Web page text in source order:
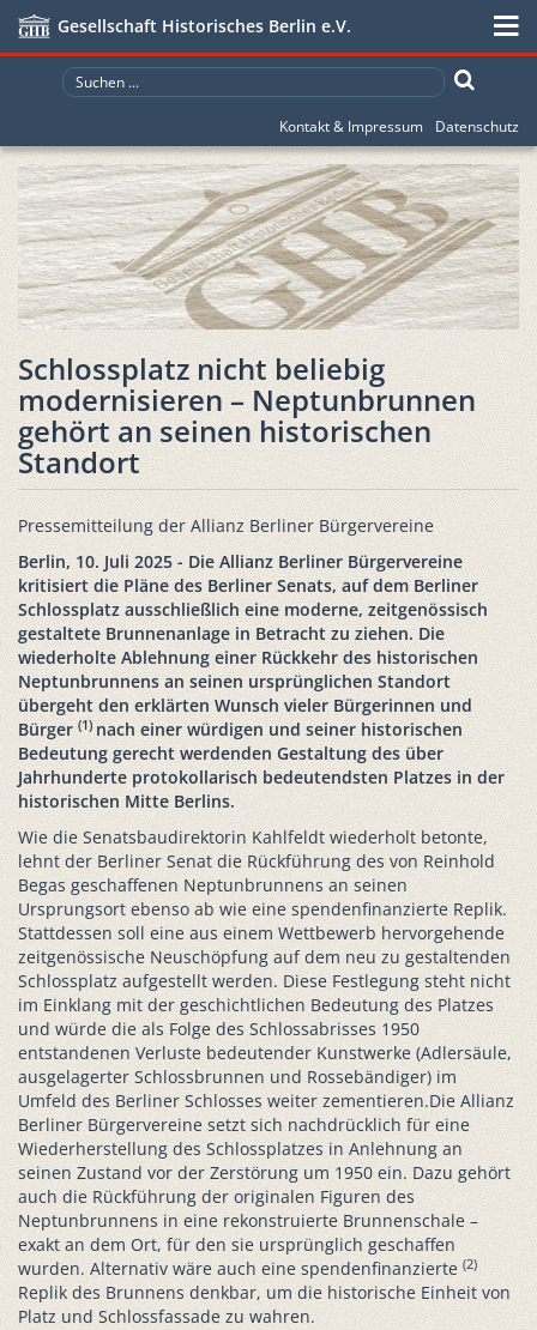
Gesellschaft Historisches Berlin e.V.
Kontakt & Impressum Datenschutz
Schlossplatz nicht beliebig
modernisieren – Neptunbrunnen
gehört an seinen historischen
Standort
Pressemitteilung der Allianz Berliner Bürgervereine
Berlin, 10. Juli 2025 - Die Allianz Berliner Bürgervereine
kritisiert die Pläne des Berliner Senats, auf dem Berliner
Schlossplatz ausschließlich eine moderne, zeitgenössisch
gestaltete Brunnenanlage in Betracht zu ziehen. Die
wiederholte Ablehnung einer Rückkehr des historischen
Neptunbrunnens an seinen ursprünglichen Standort
übergeht den erklärten Wunsch vieler Bürgerinnen und
Bürger (1) nach einer würdigen und seiner historischen
Bedeutung gerecht werdenden Gestaltung des über
Jahrhunderte protokollarisch bedeutendsten Platzes in der
historischen Mitte Berlins.
Wie die Senatsbaudirektorin Kahlfeldt wiederholt betonte,
lehnt der Berliner Senat die Rückführung des von Reinhold
Begas geschaffenen Neptunbrunnens an seinen
Ursprungsort ebenso ab wie eine spendenfinanzierte Replik.
Stattdessen soll eine aus einem Wettbewerb hervorgehende
zeitgenössische Neuschöpfung auf dem neu zu gestaltenden
Schlossplatz aufgestellt werden. Diese Festlegung steht nicht
im Einklang mit der geschichtlichen Bedeutung des Platzes
und würde die als Folge des Schlossabrisses 1950
entstandenen Verluste bedeutender Kunstwerke (Adlersäule,
ausgelagerter Schlossbrunnen und Rossebändiger) im
Umfeld des Berliner Schlosses weiter zementieren.Die Allianz
Berliner Bürgervereine setzt sich nachdrücklich für eine
Wiederherstellung des Schlossplatzes in Anlehnung an
seinen Zustand vor der Zerstörung um 1950 ein. Dazu gehört
auch die Rückführung der originalen Figuren des
Neptunbrunnens in eine rekonstruierte Brunnenschale –
exakt an dem Ort, für den sie ursprünglich geschaffen
wurden. Alternativ wäre auch eine spendenfinanzierte (2)
Replik des Brunnens denkbar, um die historische Einheit von
Platz und Schlossfassade zu wahren.